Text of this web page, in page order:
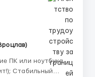
Стабильный